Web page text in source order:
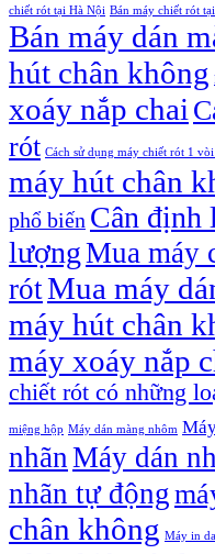
chiết rót tại Hà Nội Bán máy chiết rót
Bán máy dán
hút chân không
xoáy nắp chai
rót Cách sử dụng máy chiết rót 1
máy hút chân
phổ biến Cân định
lượngMua máy
rótMua máy
máy hút chân
máy xoáy nắp
chiết rót có những
miệng hộp Máy dán màng nhôm
nhãnMáy dán
nhãn tự động
chân không Máy in